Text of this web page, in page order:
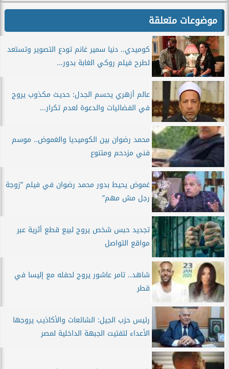
موضوعات متعلقة
كوميدي.. دنيا سمير غانم تودع التصوير وتستعد
لطرح فيلم روكي الغابة بدور...
عالم أزهري يحسم الجدل: حديث مكذوب يروج
في الفضائيات والدعوة لعدم تكرار...
محمد رضوان بين الكوميديا والغموض.. موسم
فني مزدحم ومتنوع
غموض يحيط بدور محمد رضوان في فيلم ”زوجة
رجل مش مهم”
تجديد حبس شخص يروج لبيع قطع أثرية عبر
مواقع التواصل
شاهد.. تامر عاشور يروج لحفله مع إليسا في
قطر
رئيس حزب الجيل: الشائعات والأكاذيب يروجها
الأعداء لتفتيت الجبهة الداخلية لمصر